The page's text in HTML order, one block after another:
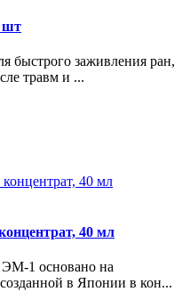
шт
быстрого заживления ран,
травм и ...
40 мл
ЭМ-1 основано на
в Японии в кон...